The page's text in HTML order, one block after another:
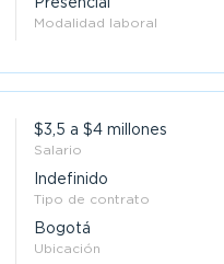
Modalidad laboral
$3,5 a $4 millones
Salario
Indefinido
Tipo de contrato
Bogotá
Ubicación